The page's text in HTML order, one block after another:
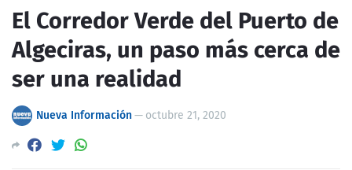
El Corredor Verde del Puerto de
Algeciras, un paso más cerca de
ser una realidad
Nueva Información— octubre 21, 2020